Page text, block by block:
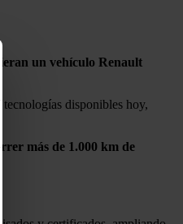
un vehículo Renault
tecnologías disponibles hoy,
más de 1.000 km de